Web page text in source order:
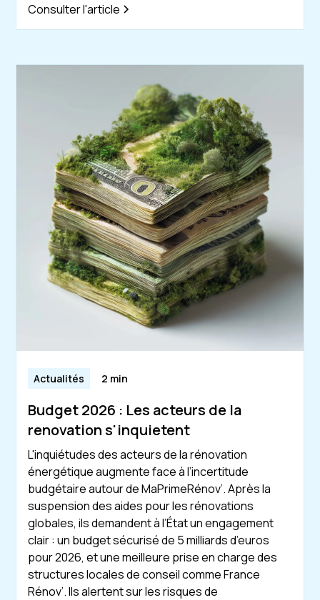
Consulter l'article
Actualités 2 min
Budget 2026 : Les acteurs de la
renovation s'inquietent
L'inquiétudes des acteurs de la rénovation
énergétique augmente face à l’incertitude
budgétaire autour de MaPrimeRénov’. Après la
suspension des aides pour les rénovations
globales, ils demandent à l’État un engagement
clair : un budget sécurisé de 5 milliards d’euros
pour 2026, et une meilleure prise en charge des
structures locales de conseil comme France
Rénov’. Ils alertent sur les risques de